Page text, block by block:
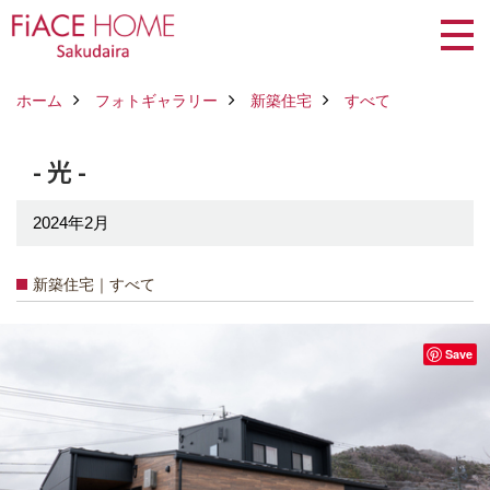
ホーム フォトギャラリー 新築住宅 すべて
- 光 -
2024年2月
新築住宅｜すべて
Save